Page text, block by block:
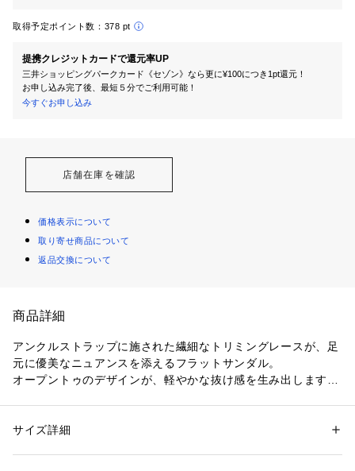
取得予定ポイント数： 378 pt
提携クレジットカードで還元率UP
三井ショッピングパークカード《セゾン》なら更に¥100につき1pt還元！
お申し込み完了後、最短５分でご利用可能！
今すぐお申し込み
店舗在庫を確認
価格表示について
取り寄せ商品について
返品交換について
商品詳細
アンクルストラップに施された繊細なトリミングレースが、足
元に優美なニュアンスを添えるフラットサンダル。
オープントゥのデザインが、軽やかな抜け感を生み出します。
日常の装いにさりげない華やぎを添えてくれる一足です。
性別：レディース
素材：甲材：やぎ革　底材：牛革
サイズ詳細